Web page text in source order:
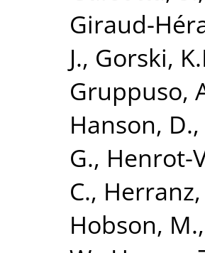
Giraud-
J., Gorski,
Gruppuso,
Hanson, D.,
G., Henrot-
C.,
Hobson, M.,